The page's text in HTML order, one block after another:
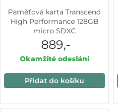
Paměťová karta Transcend
High Performance 128GB
micro SDXC
889,-
Okamžité odeslání
Přidat do košíku